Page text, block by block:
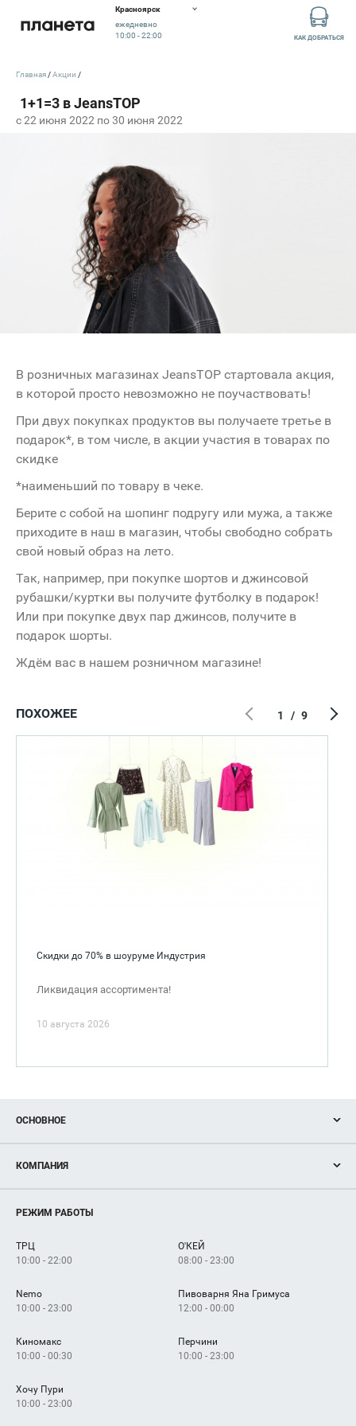
Красноярск
ежедневно
10:00 - 22:00
КАК ДОБРАТЬСЯ
c 22 июня 2022 по 30 июня 2022
Главная Акции
В розничных магазинах JeansTOP стартовала акция,
в которой просто невозможно не поучаствовать!
При двух покупках продуктов вы получаете третье в
подарок*, в том числе, в акции участия в товарах по
скидке
*наименьший по товару в чеке.
Берите с собой на шопинг подругу или мужа, а также
приходите в наш в магазин, чтобы свободно собрать
свой новый образ на лето.
Так, например, при покупке шортов и джинсовой
рубашки/куртки вы получите футболку в подарок!
Или при покупке двух пар джинсов, получите в
подарок шорты.
Ждём вас в нашем розничном магазине!
ПОХОЖЕЕ
Скидки до 70% в шоуруме Индустрия
Ликвидация ассортимента!
10 августа 2026
1 / 9
ОСНОВНОЕ
Новости
Магазины
Услуги
КОМПАНИЯ
Рекламодателям
Как добраться
РЕЖИМ РАБОТЫ
ТРЦ
10:00 - 22:00
О'КЕЙ
08:00 - 23:00
Nemo
10:00 - 23:00
Пивоварня Яна Гримуса
12:00 - 00:00
Киномакс
10:00 - 00:30
Перчини
10:00 - 23:00
Хочу Пури
10:00 - 23:00